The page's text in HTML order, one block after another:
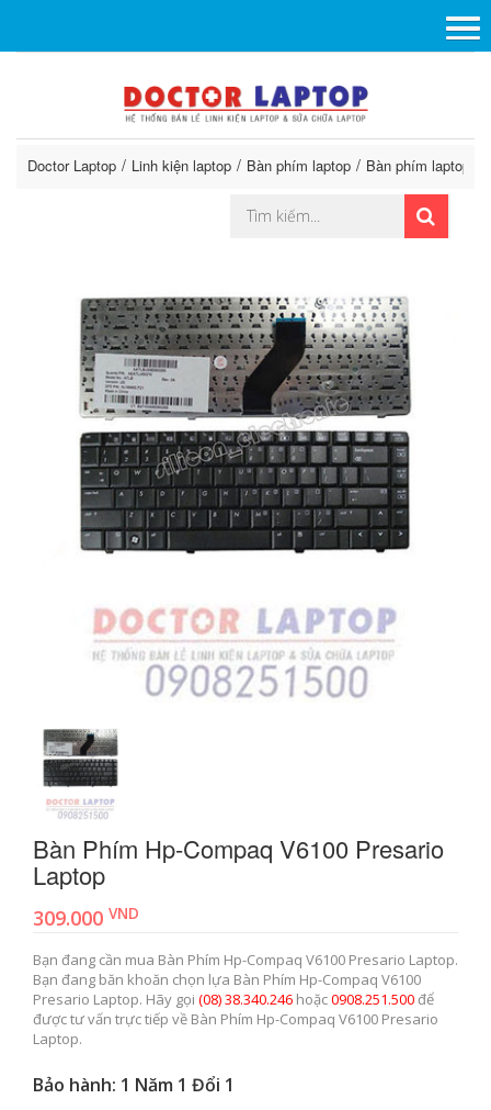
Doctor Laptop Linh kiện laptop Bàn phím laptop Bàn phím laptop
Bàn Phím Hp-Compaq V6100 Presario
Laptop
309.000 VND
Bạn đang cần mua Bàn Phím Hp-Compaq V6100 Presario Laptop.
Bạn đang băn khoăn chọn lựa Bàn Phím Hp-Compaq V6100
Presario Laptop. Hãy gọi (08) 38.340.246 hoặc0908.251.500để
được tư vấn trực tiếp về Bàn Phím Hp-Compaq V6100 Presario
Laptop.
Bảo hành: 1 Năm 1 Đổi 1